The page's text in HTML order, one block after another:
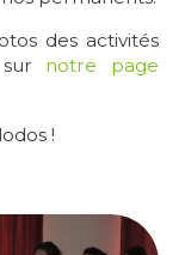
des activités
notre page
!